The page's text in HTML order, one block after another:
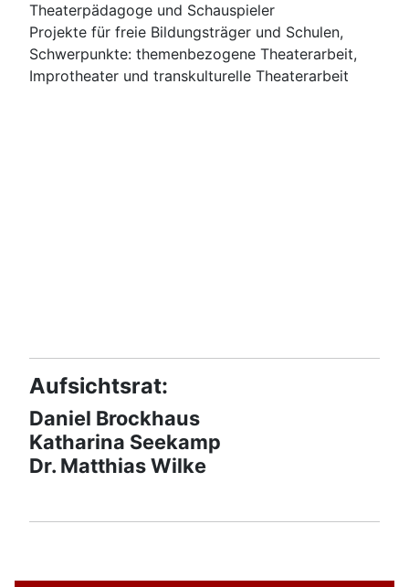
Theaterpädagoge und Schauspieler
Projekte für freie Bildungsträger und Schulen,
Schwerpunkte: themenbezogene Theaterarbeit,
Improtheater und transkulturelle Theaterarbeit
Aufsichtsrat:
Daniel Brockhaus
Katharina Seekamp
Dr. Matthias Wilke